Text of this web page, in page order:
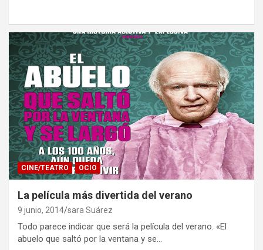
CINE/TEATRO OCIO
La película más divertida del verano
9 junio, 2014 sara Suárez
Todo parece indicar que será la película del verano. «El
abuelo que saltó por la ventana y se…